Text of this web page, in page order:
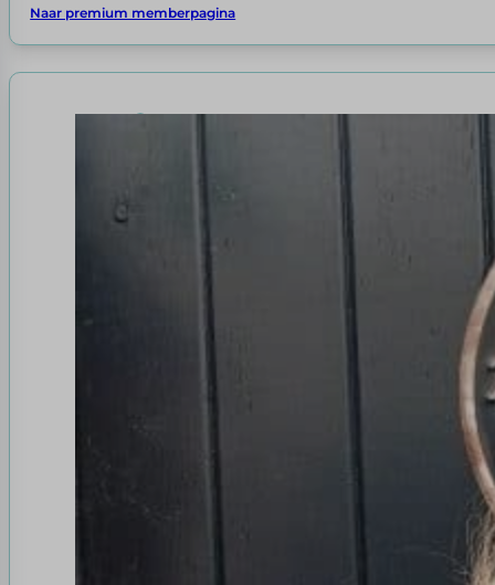
Naar premium memberpagina